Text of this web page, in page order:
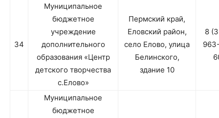
34
Муниципальное
бюджетное
учреждение
дополнительного
образования «Центр
детского творчества
с.Елово»
Пермский край,
Еловский район,
село Елово, улица
Белинского,
здание 10
8
Муниципальное
бюджетное